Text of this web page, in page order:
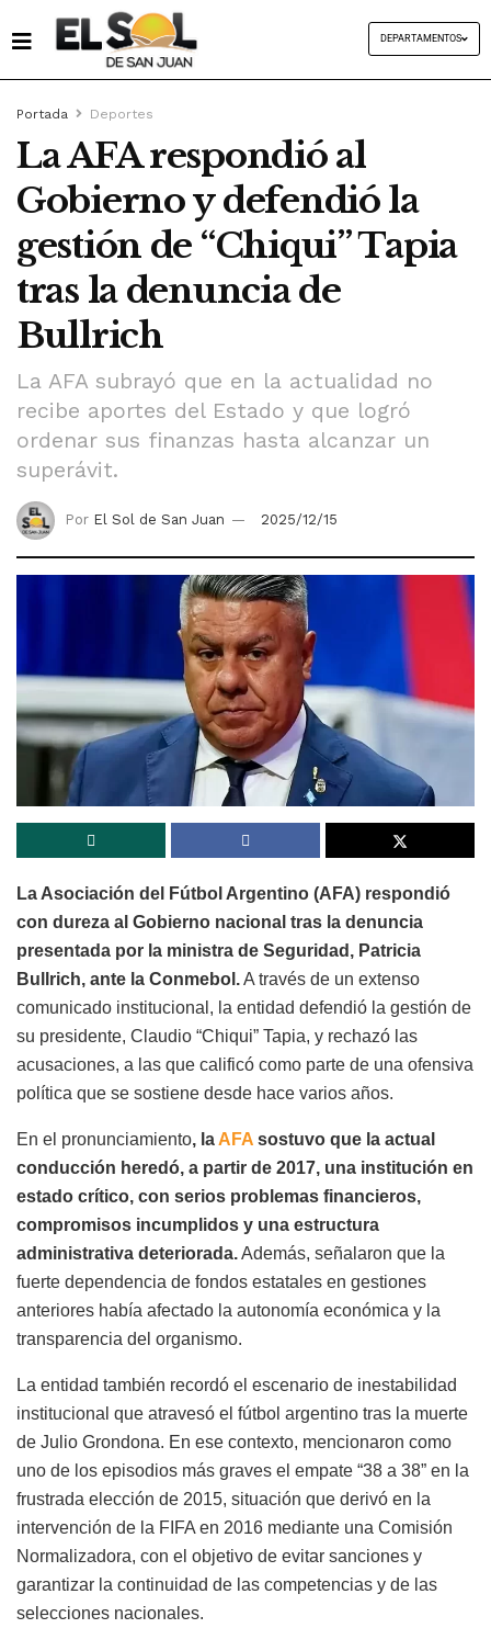
DEPARTAMENTOS
Portada Deportes
La AFA respondió al
Gobierno y defendió la
gestión de “Chiqui” Tapia
tras la denuncia de
Bullrich
La AFA subrayó que en la actualidad no
recibe aportes del Estado y que logró
ordenar sus finanzas hasta alcanzar un
superávit.
Por El Sol de San Juan 2025/12/15
La Asociación del Fútbol Argentino (AFA) respondió
con dureza al Gobierno nacional tras la denuncia
presentada por la ministra de Seguridad, Patricia
Bullrich, ante la Conmebol.A través de un extenso
comunicado institucional, la entidad defendió la gestión de
su presidente, Claudio “Chiqui” Tapia, y rechazó las
acusaciones, a las que calificó como parte de una ofensiva
política que se sostiene desde hace varios años.
En el pronunciamiento, la AFA sostuvo que la actual
conducción heredó, a partir de 2017, una institución en
estado crítico, con serios problemas financieros,
compromisos incumplidos y una estructura
administrativa deteriorada.Además, señalaron que la
fuerte dependencia de fondos estatales en gestiones
anteriores había afectado la autonomía económica y la
transparencia del organismo.
La entidad también recordó el escenario de inestabilidad
institucional que atravesó el fútbol argentino tras la muerte
de Julio Grondona. En ese contexto, mencionaron como
uno de los episodios más graves el empate “38 a 38” en la
frustrada elección de 2015, situación que derivó en la
intervención de la FIFA en 2016 mediante una Comisión
Normalizadora, con el objetivo de evitar sanciones y
garantizar la continuidad de las competencias y de las
selecciones nacionales.